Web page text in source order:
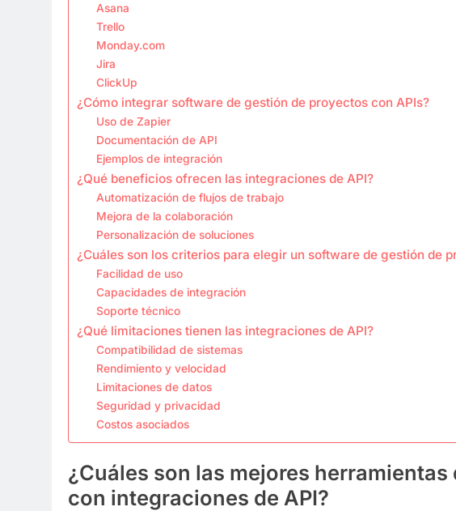
Asana
Trello
Monday.com
Jira
ClickUp
¿Cómo integrar software de gestión de proyectos con APIs?
Uso de Zapier
Documentación de API
Ejemplos de integración
¿Qué beneficios ofrecen las integraciones de API?
Automatización de flujos de trabajo
Mejora de la colaboración
Personalización de soluciones
¿Cuáles son los criterios para elegir un software de gestión de
Facilidad de uso
Capacidades de integración
Soporte técnico
¿Qué limitaciones tienen las integraciones de API?
Compatibilidad de sistemas
Rendimiento y velocidad
Limitaciones de datos
Seguridad y privacidad
Costos asociados
¿Cuáles son las mejores
con integraciones de API?